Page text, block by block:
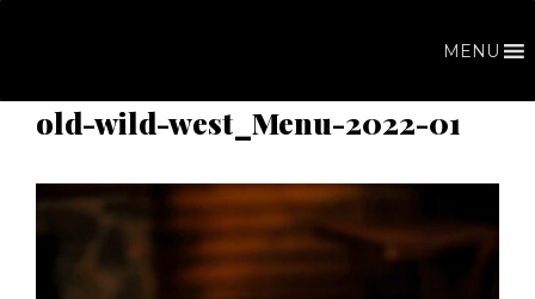
MENU
old-wild-west_Menu-2022-01